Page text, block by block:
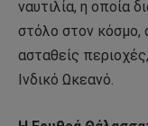
ναυτιλία, η οποία
στόλο στον κόσμο,
ασταθείς
Ινδικό Ωκεανό.